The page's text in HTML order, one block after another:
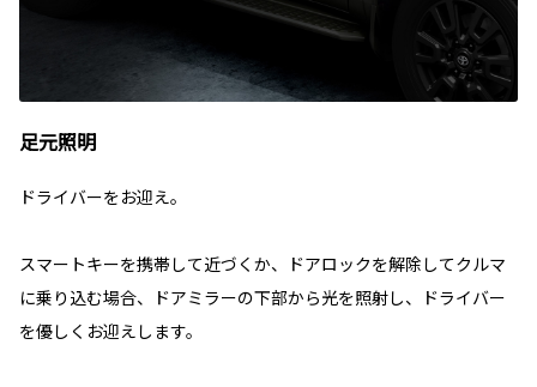
足元照明
ドライバーをお迎え。
スマートキーを携帯して近づくか、ドアロックを解除してクルマ
に乗り込む場合、ドアミラーの下部から光を照射し、ドライバー
を優しくお迎えします。